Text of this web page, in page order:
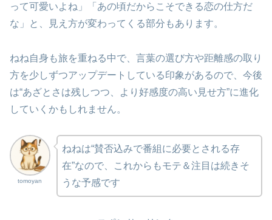
って可愛いよね」「あの頃だからこそできる恋の仕方だ
な」と、見え方が変わってくる部分もあります。
ねね自身も旅を重ねる中で、言葉の選び方や距離感の取り
方を少しずつアップデートしている印象があるので、今後
は“あざとさは残しつつ、より好感度の高い見せ方”に進化
していくかもしれません。
tomoyan
ねねは“賛否込みで番組に必要とされる存
在”なので、これからもモテ＆注目は続きそ
うな予感です